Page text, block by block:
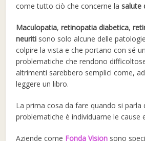
come tutto ciò che concerne lasalute
Maculopatia,retinopatia diabetica,
neuriti sono solo alcune delle
colpire la vista e che portano con sé
problematiche che rendono
altrimenti sarebbero semplici come,
leggere un libro.
La prima cosa da fare quando si parla
problematiche è individuarne le cause
Aziende come Fonda Vision sono